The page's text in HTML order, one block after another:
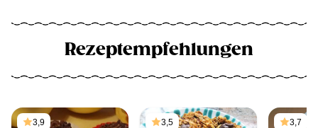
Rezeptempfehlungen
3,9 3,5 3,7